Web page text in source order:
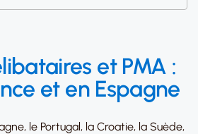
et PMA :
et en Espagne
le Portugal, la Croatie, la Suède,